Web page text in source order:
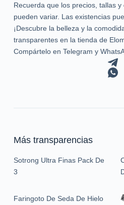
Recuerda que los precios, tallas
pueden variar. Las existencias
¡Descubre la belleza y la
transparentes en la tienda de
Compártelo en Telegram y
Más transparencias
Sotrong Ultra Finas Pack De
3
Faringoto De Seda De Hielo